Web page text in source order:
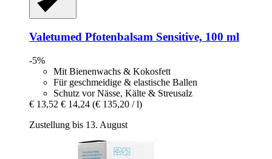
Valetumed Pfotenbalsam Sensitive, 100 ml
-5%
Mit Bienenwachs & Kokosfett
Für geschmeidige & elastische Ballen
Schutz vor Nässe, Kälte & Streusalz
€ 13,52 € 14,24 (€ 135,20 / l)
Zustellung bis 13. August